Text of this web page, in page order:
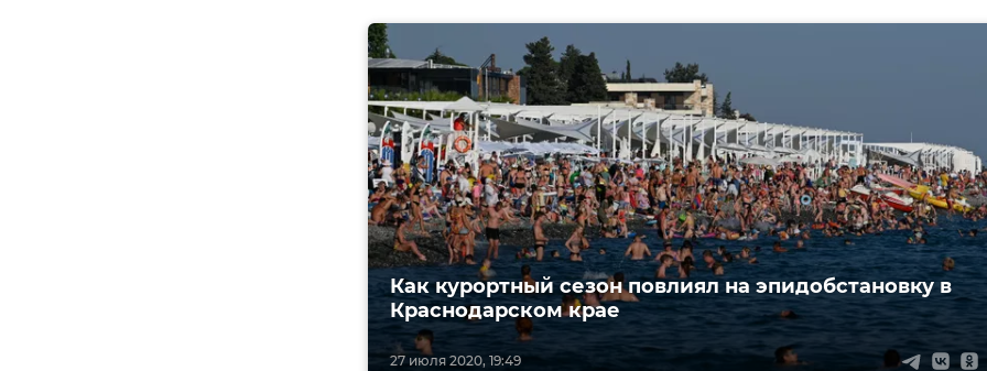
27 июля 2020, 19:49
Как курортный сезон повлиял на эпидобстановку в
Краснодарском крае